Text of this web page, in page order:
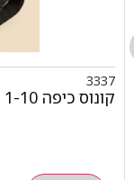
3337
קונוס כיפה 1-10 ממוספר